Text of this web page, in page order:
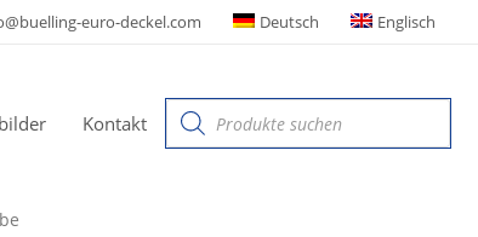
euro-deckel.com Deutsch Englisch
Kontakt
Products
search